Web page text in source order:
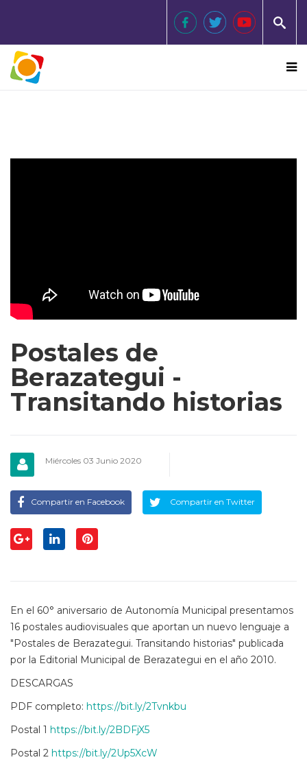
Postales de
Berazategui -
Transitando historias
Miércoles 03 Junio 2020
Compartir en Facebook Compartir en Twitter
En el 60° aniversario de Autonomía Municipal presentamos
16 postales audiovisuales que aportan un nuevo lenguaje a
"Postales de Berazategui. Transitando historias" publicada
por la Editorial Municipal de Berazategui en el año 2010.
DESCARGAS
PDF completo: https://bit.ly/2Tvnkbu
Postal 1 https://bit.ly/2BDFjX5
Postal 2 https://bit.ly/2Up5XcW